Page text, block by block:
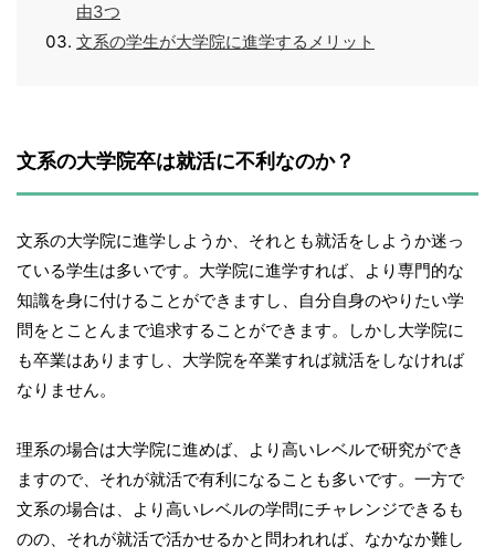
由3つ
文系の学生が大学院に進学するメリット
文系の大学院卒は就活に不利なのか？
文系の大学院に進学しようか、それとも就活をしようか迷っ
ている学生は多いです。大学院に進学すれば、より専門的な
知識を身に付けることができますし、自分自身のやりたい学
問をとことんまで追求することができます。しかし大学院に
も卒業はありますし、大学院を卒業すれば就活をしなければ
なりません。
理系の場合は大学院に進めば、より高いレベルで研究ができ
ますので、それが就活で有利になることも多いです。一方で
文系の場合は、より高いレベルの学問にチャレンジできるも
のの、それが就活で活かせるかと問われれば、なかなか難し